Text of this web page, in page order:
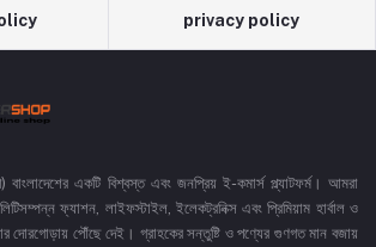
privacy policy
একটি বিশ্বস্ত এবং জনপ্রিয় ই-কমার্স প্ল্যাটফর্ম। আমরা
ফ্যাশন, লাইফস্টাইল, ইলেকট্রনিক্স এবং প্রিমিয়াম হার্বাল ও
দোরগোড়ায় পৌঁছে দেই। গ্রাহকের সন্তুষ্টি ও পণ্যের গুণগত মান বজায়